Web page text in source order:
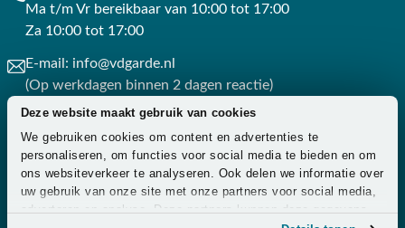
Deze website maakt gebruik van cookies
We gebruiken cookies om content en advertenties te
personaliseren, om functies voor social media te bieden en om
ons websiteverkeer te analyseren. Ook delen we informatie over
uw gebruik van onze site met onze partners voor social media,
adverteren en analyse. Deze partners kunnen deze gegevens
Ma t/m Vr bereikbaar van 10:00 tot 17:00
Za 10:00 tot 17:00
E-mail: info@vdgarde.nl
(Op werkdagen binnen 2 dagen reactie)
Whatsapp: 0488441220
(Op werkdagen binnen 3 uur reactie)